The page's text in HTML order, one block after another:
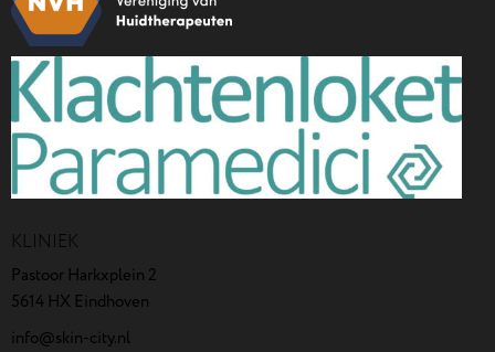
KLINIEK
Pastoor Harkxplein 2
5614 HX Eindhoven
info@skin-city.nl